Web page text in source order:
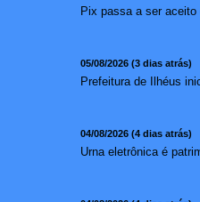
05/08/2026 (3 dias atrás)
04/08/2026 (4 dias atrás)